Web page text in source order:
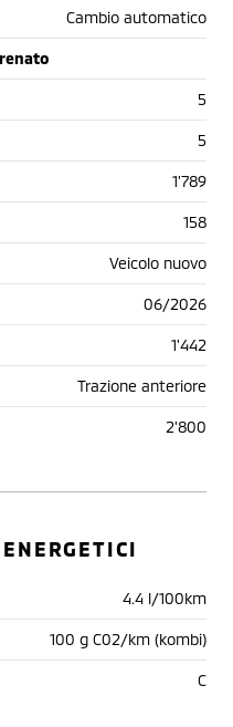
Cambio automatico
5
5
1'789
158
Veicolo nuovo
06/2026
1'442
Trazione anteriore
2'800
4.4 l/100km
100 g C02/km (kombi)
C